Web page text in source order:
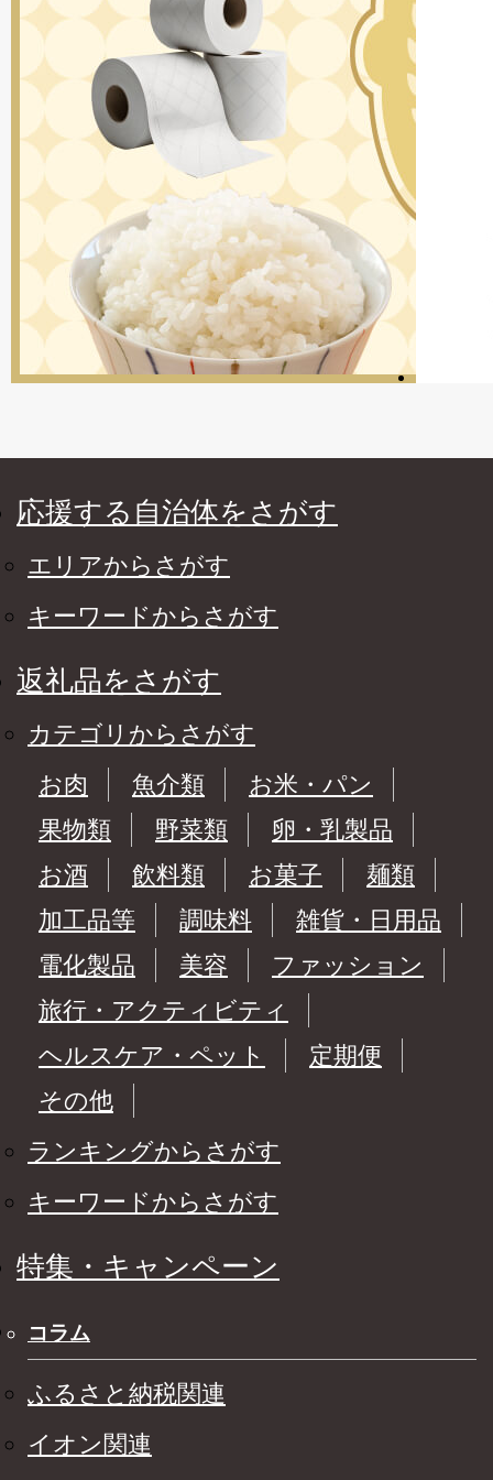
応援する自治体をさがす
エリアからさがす
キーワードからさがす
返礼品をさがす
カテゴリからさがす
お肉
魚介類
お米・パン
果物類
野菜類
卵・乳製品
お酒
飲料類 お菓子
麺類
加工品等
調味料
雑貨・日用品
電化製品
美容
ファッション
旅行・アクティビティ
ヘルスケア・ペット
定期便
その他
ランキングからさがす
キーワードからさがす
特集・キャンペーン
コラム
ふるさと納税関連
イオン関連